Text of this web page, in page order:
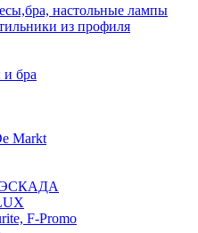
настольные лампы
из профиля
бра
Markt
ЭСКАДА
F-Promo